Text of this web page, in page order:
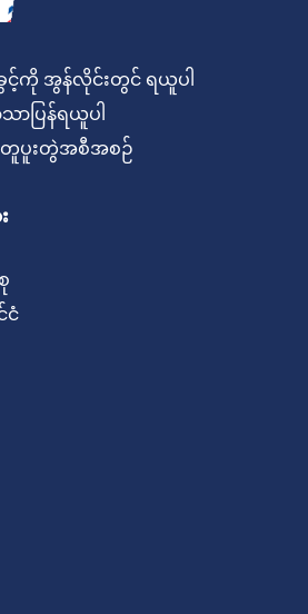
င့်ကို အွန်လိုင်းတွင် ရယူပါ
ာပြန်ရယူပါ
းတူပူးတွဲအစီအစဉ်
ငံ